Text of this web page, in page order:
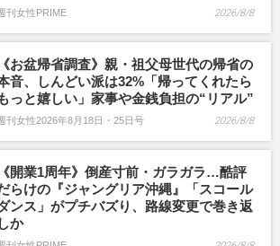
刊女性PRIME 2026/8/8
《お盆帰省調査》親・祖父母世代の帰省の
音、しんどい派は32%「帰ってくれたら
っと嬉しい」家事や金銭負担の“リアル”
刊女性2026年8月18日・25日号 2026/8/8
《開業1周年》倒産寸前・ガラガラ…酷評
らけの『ジャングリア沖縄』「スコール
ンス」がプチバズり、路線変更で巻き返
しか